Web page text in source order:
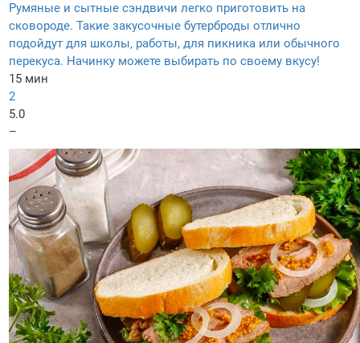
Румяные и сытные сэндвичи легко приготовить на
сковороде. Такие закусочные бутерброды отлично
подойдут для школы, работы, для пикника или обычного
перекуса. Начинку можете выбирать по своему вкусу!
15 мин
2
5.0
–